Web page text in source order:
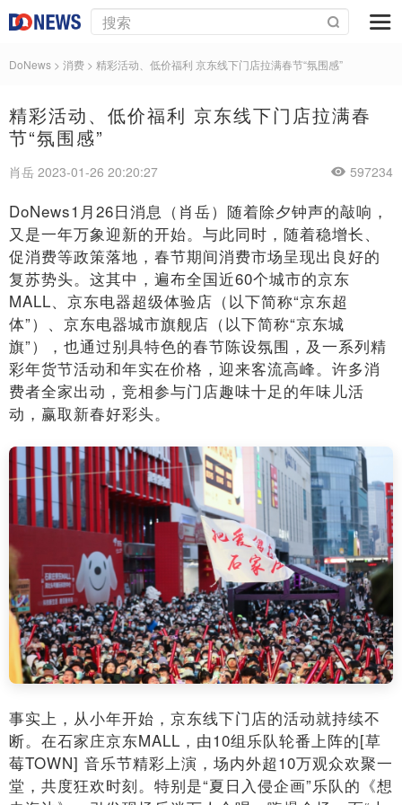
DoNews > 消费 > 精彩活动、低价福利 京东线下门店拉满春节“氛围感”
精彩活动、低价福利 京东线下门店拉满春
节“氛围感”
肖岳 2023-01-26 20:20:27 597234
DoNews1月26日消息（肖岳）随着除夕钟声的敲响，
又是一年万象迎新的开始。与此同时，随着稳增长、
促消费等政策落地，春节期间消费市场呈现出良好的
复苏势头。这其中，遍布全国近60个城市的京东
MALL、京东电器超级体验店（以下简称“京东超
体”）、京东电器城市旗舰店（以下简称“京东城
旗”），也通过别具特色的春节陈设氛围，及一系列精
彩年货节活动和年实在价格，迎来客流高峰。许多消
费者全家出动，竞相参与门店趣味十足的年味儿活
动，赢取新春好彩头。
事实上，从小年开始，京东线下门店的活动就持续不
断。在石家庄京东MALL，由10组乐队轮番上阵的[草
莓TOWN] 音乐节精彩上演，场内外超10万观众欢聚一
堂，共度狂欢时刻。特别是“夏日入侵企画”乐队的《想